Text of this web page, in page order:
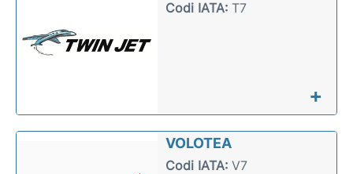
Codi IATA:T7
+
VOLOTEA
Codi IATA:V7